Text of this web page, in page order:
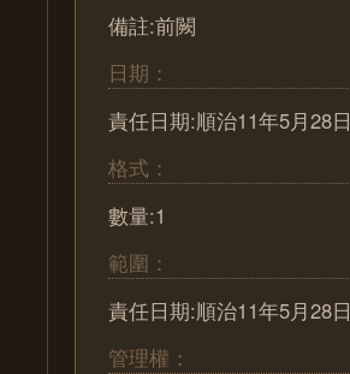
備註:前闕
日期：
責任日期:順治11年5月28日
格式：
數量:1
範圍：
責任日期:順治11年5月28日
管理權：